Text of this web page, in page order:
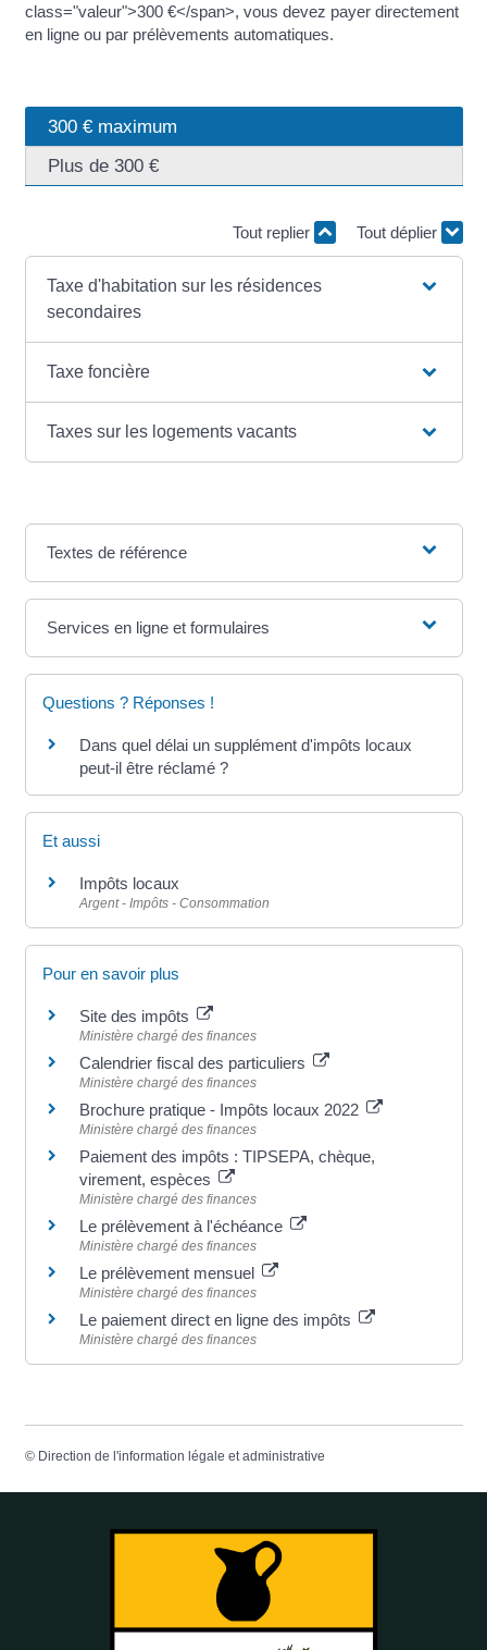
class="valeur">300 €</span>, vous devez payer directement
en ligne ou par prélèvements automatiques.
300 € maximum
Plus de 300 €
Tout replier Tout déplier
Taxe d'habitation sur les résidences
secondaires
Taxe foncière
Taxes sur les logements vacants
Textes de référence
Services en ligne et formulaires
Questions ? Réponses !
Dans quel délai un supplément d'impôts locaux
peut-il être réclamé ?
Et aussi
Impôts locaux
Argent - Impôts - Consommation
Pour en savoir plus
Site des impôts
Ministère chargé des finances
Calendrier fiscal des particuliers
Ministère chargé des finances
Brochure pratique - Impôts locaux 2022
Ministère chargé des finances
Paiement des impôts : TIPSEPA, chèque,
virement, espèces
Ministère chargé des finances
Le prélèvement à l'échéance
Ministère chargé des finances
Le prélèvement mensuel
Ministère chargé des finances
Le paiement direct en ligne des impôts
Ministère chargé des finances
© Direction de l'information légale et administrative